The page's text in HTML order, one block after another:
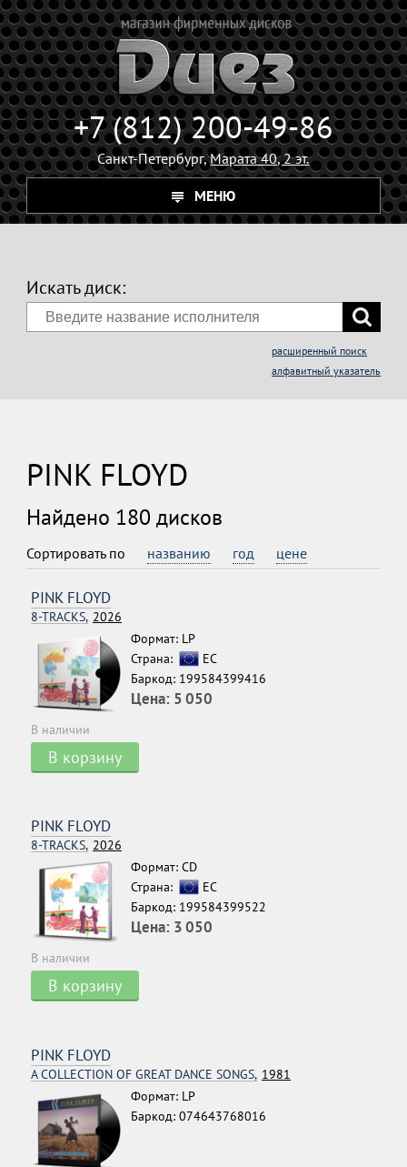
+7 (812) 200-49-86
Санкт-Петербург,Марата 40, 2 эт.
МЕНЮ
Искать диск:
расширенный поиск
алфавитный указатель
PINK FLOYD
Найдено 180 дисков
Сортировать по названию год цене
PINK FLOYD
8-TRACKS, 2026
Формат: LP
Страна:
ЕС
Баркод: 199584399416
Цена: 5 050
В наличии
В корзину
PINK FLOYD
8-TRACKS, 2026
Формат: CD
Страна:
ЕС
Баркод: 199584399522
Цена: 3 050
В наличии
В корзину
PINK FLOYD
A COLLECTION OF GREAT DANCE SONGS, 1981
Формат: LP
Баркод: 074643768016